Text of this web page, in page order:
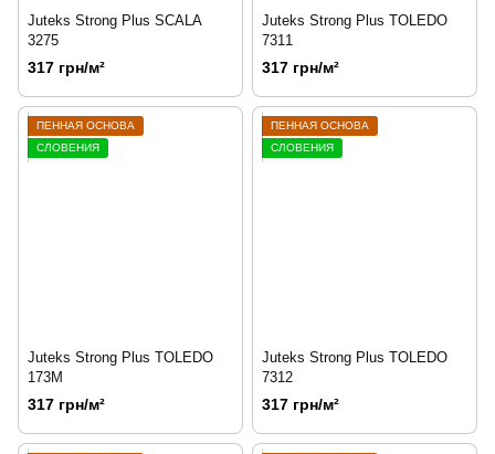
Juteks Strong Plus SCALA
3275
317 грн/м²
Juteks Strong Plus TOLEDO
7311
317 грн/м²
ПЕННАЯ ОСНОВА
СЛОВЕНИЯ
Juteks Strong Plus TOLEDO
173M
317 грн/м²
ПЕННАЯ ОСНОВА
СЛОВЕНИЯ
Juteks Strong Plus TOLEDO
7312
317 грн/м²